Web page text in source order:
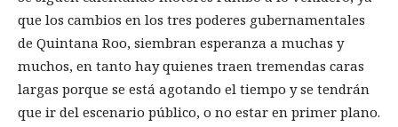
que los cambios en los tres poderes gubernamentales
de Quintana Roo, siembran esperanza a muchas y
muchos, en tanto hay quienes traen tremendas caras
largas porque se está agotando el tiempo y se tendrán
que ir del escenario público, o no estar en primer plano.